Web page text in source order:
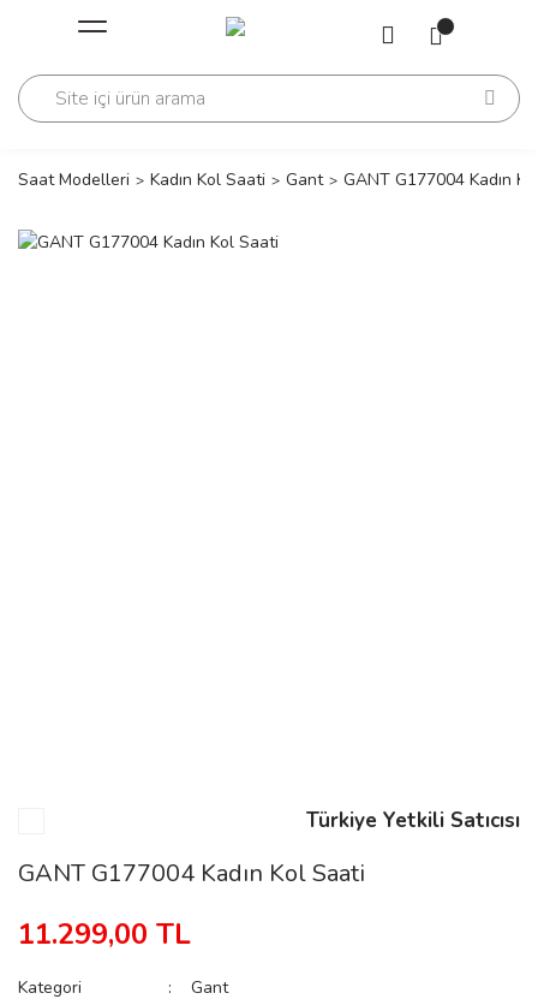
Geri Dön
Geri Dön
Saat Modelleri Kadın Kol Saati Gant GANT G177004 Kadın
Türkiye Yetkili Satıcısı
GANT G177004 Kadın Kol Saati
11.299,00 TL
Kategori
Gant